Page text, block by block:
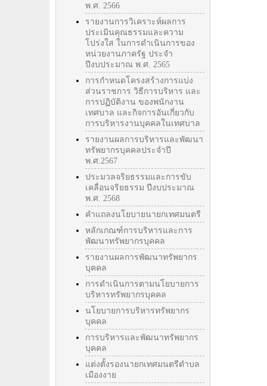
พ.ศ. 2566
รายงานการวิเคราะห์ผลการ
ประเมินคุณธรรมและความ
โปร่งใส ในการดำเนินการของ
หน่วยงานภาครัฐ ประจำ
ปีงบประมาณ พ.ศ. 2565
การกำหนดโครงสร้างการแบ่ง
ส่วนราชการ วิธีการบริหาร และ
การปฏิบัติงาน ของพนักงาน
เทศบาล และกิจการอันเกี่ยวกับ
การบริหารงานบุคคลในเทศบาล
รายงานผลการบริหารและพัฒนา
ทรัพยากรบุคคลประจำปี
พ.ศ.2567
ประมวลจริยธรรมและการขับ
เคลื่อนจริยธรรม ปีงบประมาณ
พ.ศ. 2568
คำแถลงนโยบายนายกเทศมนตรี
หลักเกณฑ์การบริหารและการ
พัฒนาทรัพยากรบุคคล
รายงานผลการพัฒนาทรัพยากร
บุคคล
การดำเนินการตามนโยบายการ
บริหารทรัพยากรบุคคล
นโยบายการบริหารทรัพยากร
บุคคล
การบริหารและพัฒนาทรัพยากร
บุคคล
แต่งตั้งรองนายกเทศมนตรีตำบล
เมืองงาย